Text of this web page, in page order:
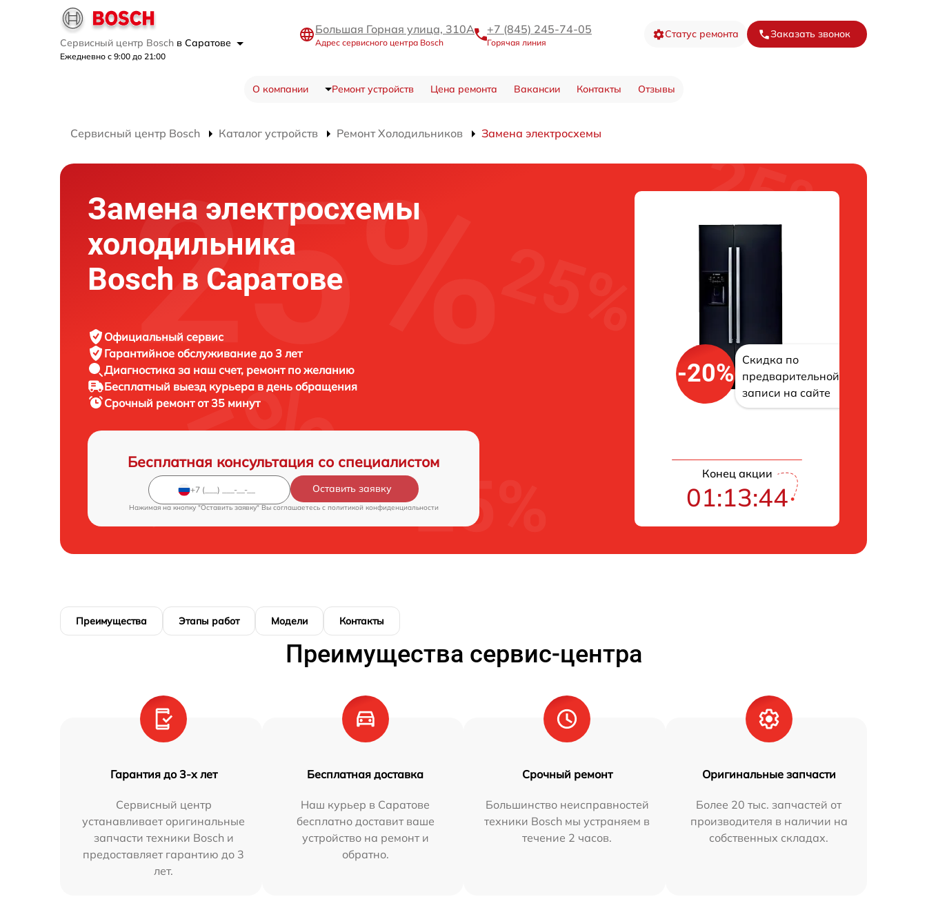
Сервисный центр Bosch в Саратове
Ежедневно с 9:00 до 21:00
Большая Горная улица, 310А
Адрес сервисного центра Bosch
+7 (845) 245-74-05
Горячая линия
Статус ремонта Заказать звонок
О компании Ремонт устройств Цена ремонта Вакансии Контакты Отзывы
Сервисный центр Bosch Каталог устройств Ремонт Холодильников Замена электросхемы
Замена электросхемы
холодильника
Bosch в Саратове
Официальный сервис
Гарантийное обслуживание до 3 лет
Диагностика за наш счет, ремонт по желанию
Бесплатный выезд курьера в день обращения
Срочный ремонтот 35 минут
Бесплатная консультация со специалистом
Оставить заявку
Нажимая на кнопку "Оставить заявку" Вы соглашаетесь c политикой конфиденциальности
-20%
Скидка по
предварительной
записи на сайте
Конец акции
01:13:43
Преимущества Этапы работ Модели Контакты
Преимущества сервис-центра
Гарантия до 3-х лет
Сервисный центр
устанавливает оригинальные
запчасти техники Bosch и
предоставляет гарантию до 3
лет.
Бесплатная доставка
Наш курьер в Саратове
бесплатно доставит ваше
устройство на ремонт и
обратно.
Срочный ремонт
Большинство неисправностей
техники Bosch мы устраняем в
течение 2 часов.
Оригинальные запчасти
Более 20 тыс. запчастей от
производителя в наличии на
собственных складах.